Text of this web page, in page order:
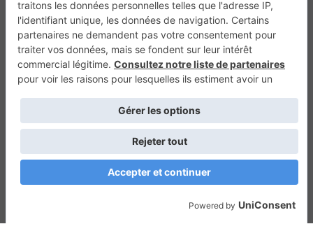
Génération Electrique Génération Sans Permis VTTAE.fr FullAttack
Retour en haut
Depuis 2010 - Un magazine duGroupe CPPRESSE